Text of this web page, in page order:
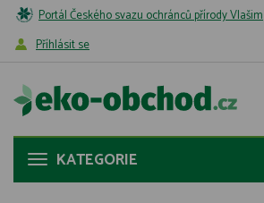
Portál Českého svazu ochránců přírody Vlašim
Příhlásit se
KATEGORIE